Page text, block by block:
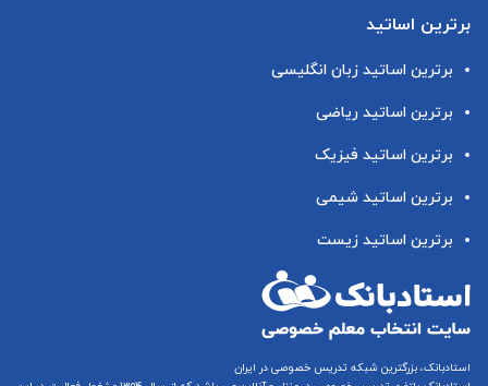
برترین اساتید
برترین اساتید زبان انگلیسی
برترین اساتید ریاضی
برترین اساتید فیزیک
برترین اساتید شیمی
برترین اساتید زیست
استادبانک، بزرگترین شبکه تدریس خصوصی در ایران